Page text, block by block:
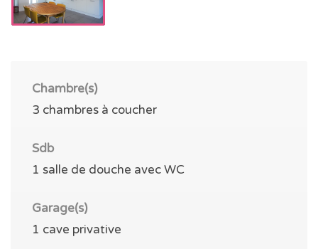
Chambre(s)
3 chambres à coucher
Sdb
1 salle de douche avec WC
Garage(s)
1 cave privative